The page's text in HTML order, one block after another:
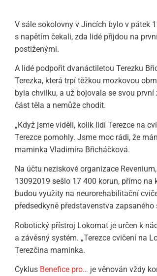
V sále sokolovny v Jincích bylo v pátek
s napětím čekali, zda lidé přijdou na
postiženými.
A lidé podpořit dvanáctiletou Terezku
Terezka, která trpí těžkou mozkovou
byla chvilku, a už bojovala se svou
část těla a nemůže chodit.
„Když jsme viděli, kolik lidí Terezce na
Terezce pomohly. Jsme moc rádi, že
maminka Vladimíra Břicháčková.
Na účtu neziskové organizace
13092019 sešlo 17 400 korun, přímo na
budou využity na neurorehabilitační
předsedkyně představenstva
Robotický přístroj Lokomat je určen k
a závěsný systém. „Terezce cvičení na
Terezčina maminka.
Cyklus Benefice pro… je věnován vždy